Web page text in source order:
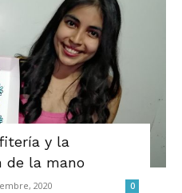
y la
de la mano
2020 0